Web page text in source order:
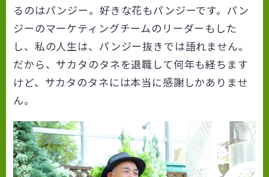
るのはパンジー。好きな花もパンジーです。パン
ジーのマーケティングチームのリーダーもした
し、私の人生は、パンジー抜きでは語れません。
だから、サカタのタネを退職して何年も経ちます
けど、サカタのタネには本当に感謝しかありませ
ん。